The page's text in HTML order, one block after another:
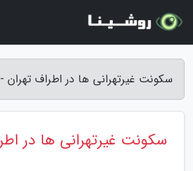
سکونت غیرتهرانی ها در اطراف تهران
سکونت غیرتهرانی ها در